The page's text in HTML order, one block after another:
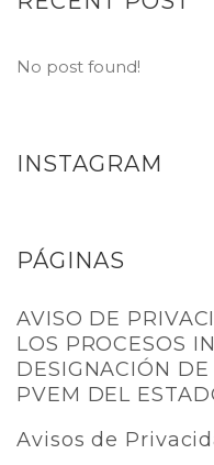
No post found!
INSTAGRAM
PÁGINAS
AVISO DE
LOS PROCESOS
DESIGNACIÓN
PVEM DEL
Avisos de